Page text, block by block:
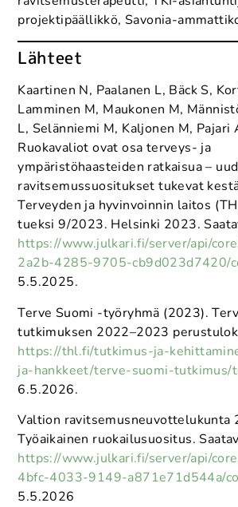
projektipäällikkö, Savonia-
Lähteet
Kaartinen N, Paalanen L, Bäck S,
Lamminen M, Maukonen M,
L, Selänniemi M, Kaljonen M, Pajari
Ruokavaliot ovat osa terveys- ja
ympäristöhaasteiden ratkaisua –
ravitsemussuositukset tukevat
Terveyden ja hyvinvoinnin laitos
tueksi 9/2023. Helsinki 2023.
https://www.julkari.fi/server/api/
2a2b-4285-9705-cb9d023d7420/
5.5.2025.
Terve Suomi -työryhmä (2023).
tutkimuksen 2022–2023
https://thl.fi/tutkimus-ja-
ja-hankkeet/terve-suomi-tutkimus/
6.5.2026.
Valtion ravitsemusneuvottelukunta
Työaikainen ruokailusuositus.
https://www.julkari.fi/server/api/
4bfc-4033-9149-a871e71d544a/
5.5.2026